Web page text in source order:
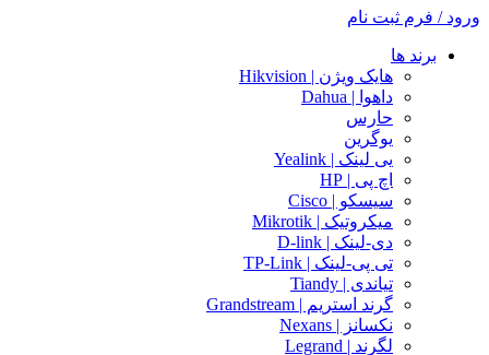
ورود / فرم ثبت نام
برند ها
هایک ویژن | Hikvision
داهوا | Dahua
حارس
یوگرین
یی لینک | Yealink
اچ پی | HP
سیسکو | Cisco
میکروتیک | Mikrotik
دی-لینک | D-link
تی پی-لینک | TP-Link
تیاندی | Tiandy
گرند استریم | Grandstream
نکسانز | Nexans
لگرند | Legrand